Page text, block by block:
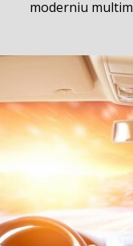
NAMŲ ŪKIO
GROŽIO IR
BIURO
moderniu